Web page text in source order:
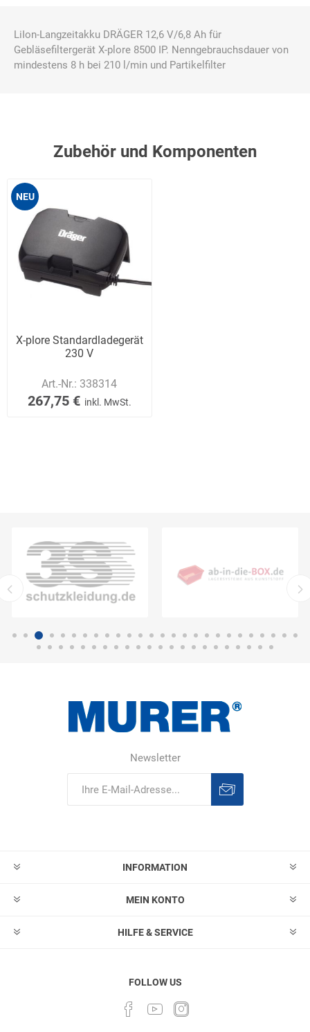
LiIon-Langzeitakku DRÄGER 12,6 V/6,8 Ah für
Gebläsefiltergerät X-plore 8500 IP. Nenngebrauchsdauer von
mindestens 8 h bei 210 l/min und Partikelfilter
Zubehör und Komponenten
NEU
X-plore Standardladegerät
230 V
Art.-Nr.: 338314
267,75 € inkl. MwSt.
Newsletter
INFORMATION
MEIN KONTO
HILFE & SERVICE
FOLLOW US